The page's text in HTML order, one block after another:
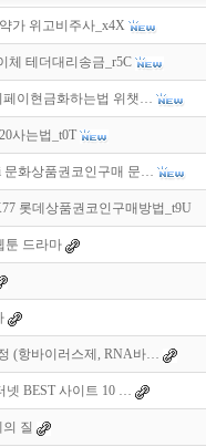
가 위고비주사_x4X
체 테더대리송금_r5C
페이현금화하는법 위챗…
사는법_t0T
문화상품권코인구매 문…
롯데상품권코인구매방법_t9U
툰 드라마
(항바이러스제, RNA바…
넷 BEST 사이트 10 …
질